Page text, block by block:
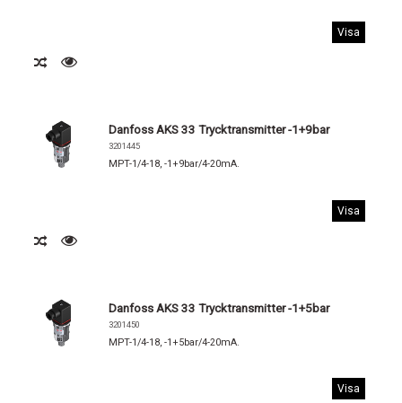
Visa
Danfoss AKS 33 Trycktransmitter -1+9bar
3201445
MPT-1/4-18, -1+9bar/4-20mA.
Visa
Danfoss AKS 33 Trycktransmitter -1+5bar
3201450
MPT-1/4-18, -1+5bar/4-20mA.
Visa